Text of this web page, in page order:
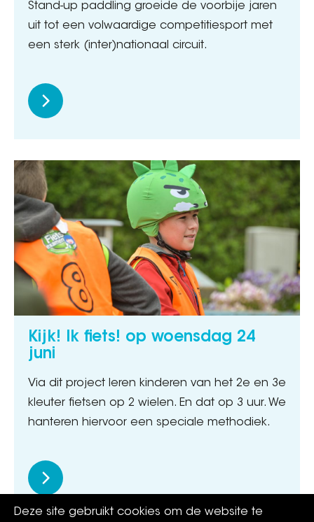
Stand-up paddling groeide de voorbije jaren
uit tot een volwaardige competitiesport met
een sterk (inter)nationaal circuit.
Kijk! Ik fiets! op woensdag 24
juni
Via dit project leren kinderen van het 2e en 3e
kleuter fietsen op 2 wielen. En dat op 3 uur. We
hanteren hiervoor een speciale methodiek.
Deze site gebruikt cookies om de website te